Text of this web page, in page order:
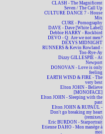
CLASH - The Magnificent
Seven / The Call Up
CULTURE DANCE 7 - House
Mix
CURE - Pornography
DAVE - Dave [White Label]
Debbie HARRY - Rockbird
DEVO - Q: Are we not men?
DEXYS MIDNIGHT
RUNNERS & Kevin Rowland -
Too-Rye-Ay
Dizzy GILLESPIE - At
Newport
DONOVAN - Love is only
feeling
EARTH WIND & FIRE - The
very best
Elton JOHN - Believe
[MONOFACE]
Elton JOHN - Sleeping with the
past
Elton JOHN & RUPAUL -
Don't go breaking my heart
(remixes)
Eric BURDON - Starportrait
Etienne DAHO - Mon manège à
moi